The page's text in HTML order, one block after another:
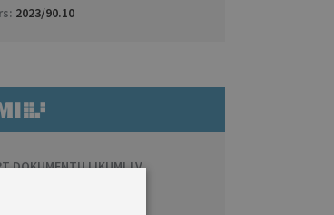
2023/90.10
DOKUMENTU LIKUMI.LV